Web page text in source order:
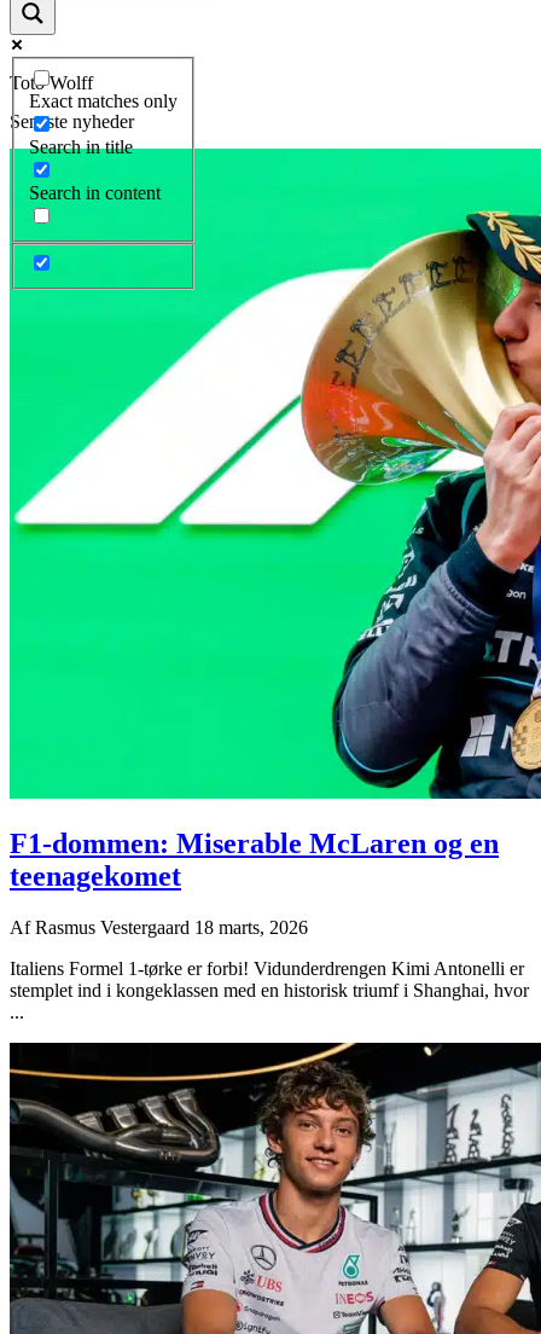
Exact matches only
Search in title
Search in content
Toto Wolff
Seneste nyheder
F1-dommen: Miserable McLaren og en
teenagekomet
AfRasmus Vestergaard 18 marts, 2026
Italiens Formel 1-tørke er forbi! Vidunderdrengen Kimi Antonelli er
stemplet ind i kongeklassen med en historisk triumf i Shanghai, hvor
...